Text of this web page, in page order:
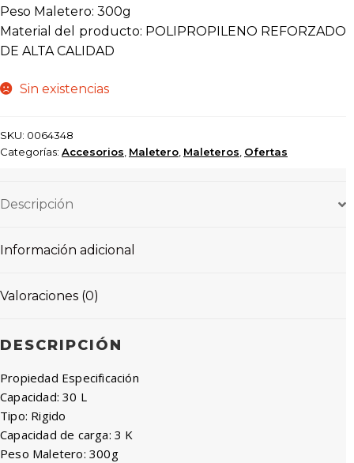
Peso Maletero: 300g
Material del producto: POLIPROPILENO REFORZADO
DE ALTA CALIDAD
Sin existencias
SKU: 0064348
Categorías: Accesorios, Maletero, Maleteros, Ofertas
Descripción
Información adicional
Valoraciones (0)
DESCRIPCIÓN
Propiedad Especificación
Capacidad: 30 L
Tipo: Rigido
Capacidad de carga: 3 K
Peso Maletero: 300g